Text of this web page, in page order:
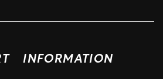
INFORMATION